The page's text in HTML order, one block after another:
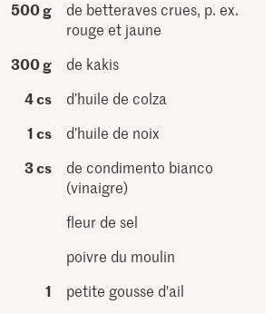
500 g
de betteraves crues, p. ex.
rouge et jaune
300 g
de kakis
4 cs
d’huile de colza
1 cs
d’huile de noix
3 cs
de condimento bianco
(vinaigre)
fleur de sel
poivre du moulin
1
petite gousse d'ail